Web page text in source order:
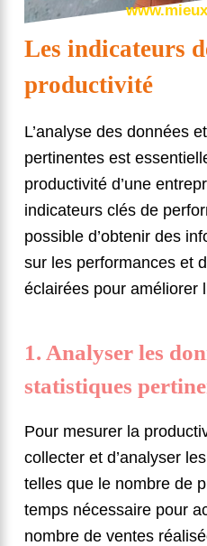
Les indicateurs
productivité
L’analyse des données
pertinentes est
productivité d’une
indicateurs clés de
possible d’obtenir des
sur les performances et
éclairées pour améliorer
1. Analyser les
statistiques
Pour mesurer la
collecter et d’analyser
telles que le nombre de
temps nécessaire pour
nombre de ventes